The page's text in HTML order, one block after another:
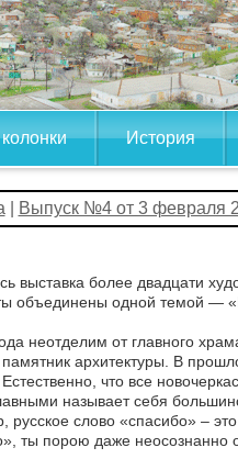
История
Выпуск №4 от 3 февраля
выставка более двадцати
объединены одной темой —
неотделим от главного
архитектуры. В
что все
называет себя
русское слово «спасибо» –
ты порою даже неосознанно